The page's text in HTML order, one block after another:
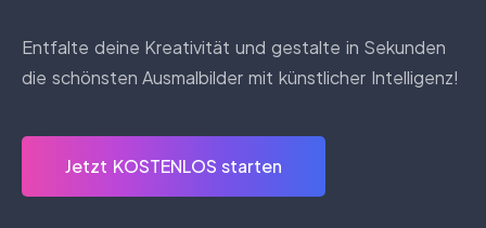
Entfalte deine Kreativität und gestalte in Sekunden
die schönsten Ausmalbilder mit künstlicher Intelligenz!
Jetzt KOSTENLOS starten